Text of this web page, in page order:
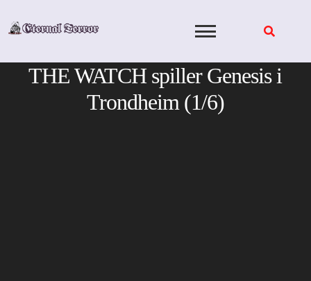
THE WATCH spiller Genesis i
Trondheim (1/6)